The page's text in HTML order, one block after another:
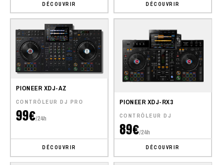
DÉCOUVRIR DÉCOUVRIR
PIONEER XDJ-AZ
CONTRÔLEUR DJ PRO
99€/24h
DÉCOUVRIR
PIONEER XDJ-RX3
CONTRÔLEUR DJ
89€/24h
DÉCOUVRIR